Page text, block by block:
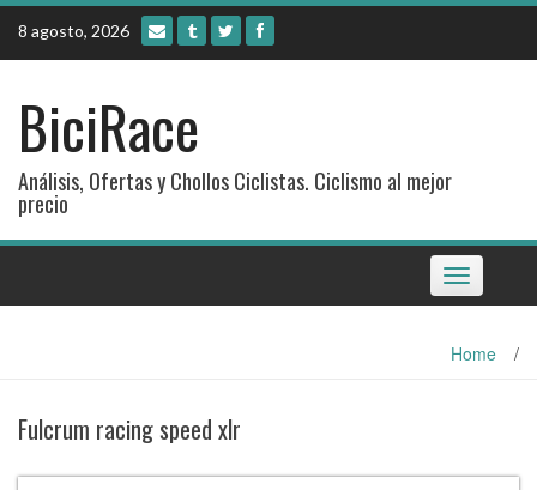
Skip
content
8 agosto, 2026
BiciRace
Análisis, Ofertas y Chollos Ciclistas. Ciclismo al mejor
precio
Toggle
navigation
Home /
Fulcrum racing speed xlr